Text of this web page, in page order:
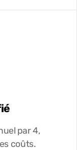
par 4,
coûts.